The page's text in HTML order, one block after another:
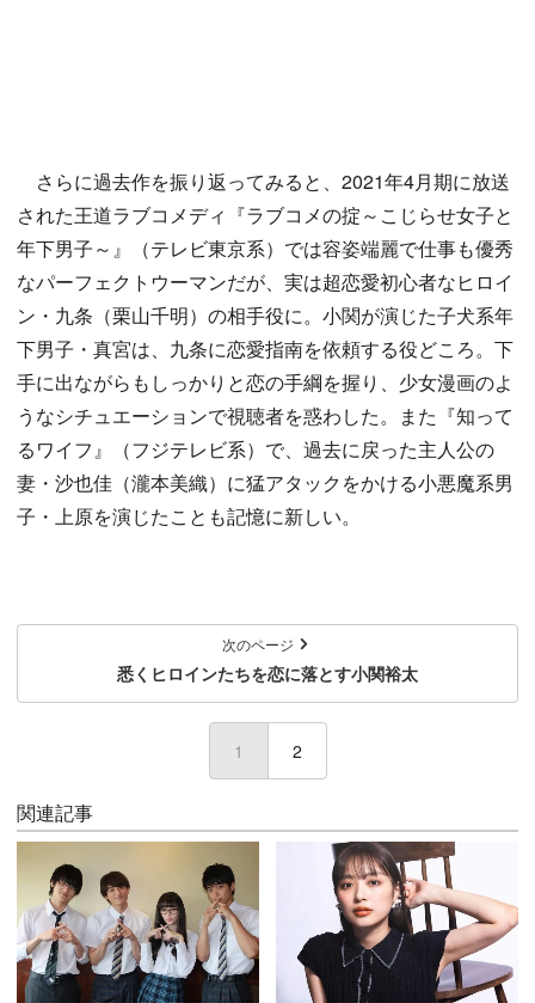
さらに過去作を振り返ってみると、2021年4月期に放送
された王道ラブコメディ『ラブコメの掟～こじらせ女子と
年下男子～』（テレビ東京系）では容姿端麗で仕事も優秀
なパーフェクトウーマンだが、実は超恋愛初心者なヒロイ
ン・九条（栗山千明）の相手役に。小関が演じた子犬系年
下男子・真宮は、九条に恋愛指南を依頼する役どころ。下
手に出ながらもしっかりと恋の手綱を握り、少女漫画のよ
うなシチュエーションで視聴者を惑わした。また『知って
るワイフ』（フジテレビ系）で、過去に戻った主人公の
妻・沙也佳（瀧本美織）に猛アタックをかける小悪魔系男
子・上原を演じたことも記憶に新しい。
次のページ
悉くヒロインたちを恋に落とす小関裕太
1 (current)
2
関連記事